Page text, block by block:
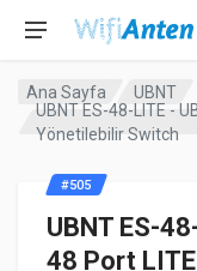
Ana Sayfa
UBNT
UBNT ES-48-LITE -
Yönetilebilir Switch
UBNT ES-
48 Port
#505